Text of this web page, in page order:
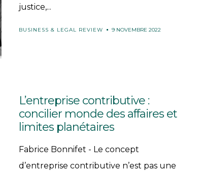
justice,...
BUSINESS & LEGAL REVIEW 9 NOVEMBRE 2022
L’entreprise contributive :
concilier monde des affaires et
limites planétaires
Fabrice Bonnifet - Le concept
d’entreprise contributive n’est pas une